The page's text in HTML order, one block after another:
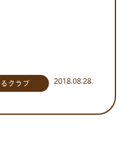
2018.08.28.
クラブ